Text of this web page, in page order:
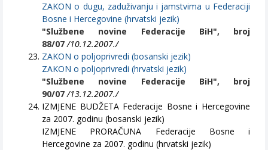
ZAKON o dugu, zaduživanju i jamstvima u Federaciji
Bosne i Hercegovine (hrvatski jezik)
"Službene novine Federacije BiH", broj
88/07 /10.12.2007./
ZAKON o poljoprivredi (bosanski jezik)
ZAKON o poljoprivredi (hrvatski jezik)
"Službene novine Federacije BiH", broj
90/07 /13.12.2007./
IZMJENE BUDŽETA Federacije Bosne i Hercegovine
za 2007. godinu (bosanski jezik)
IZMJENE PRORAČUNA Federacije Bosne i
Hercegovine za 2007. godinu (hrvatski jezik)